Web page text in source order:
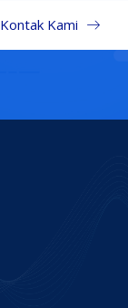
Kontak Kami